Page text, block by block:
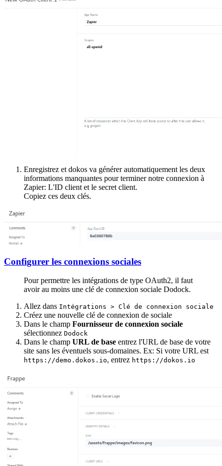
Enregistrez et dokos va générer automatiquement les deux
informations manquantes pour terminer notre connexion à
Zapier: L'ID client et le secret client.
Copiez ces deux clés.
Configurer les connexions sociales
Pour permettre les intégrations de type OAuth2, il faut
avoir au moins une clé de connexion sociale Dodock.
Allez dans Intégrations > Clé de connexion sociale
Créez une nouvelle clé de connexion de sociale
Dans le champ Fournisseur de connexion sociale
sélectionnez Dodock
Dans le champ URL de base entrez l'URL de base de votre
site sans les éventuels sous-domaines. Ex: Si votre URL est
https://demo.dokos.io, entrez https://dokos.io